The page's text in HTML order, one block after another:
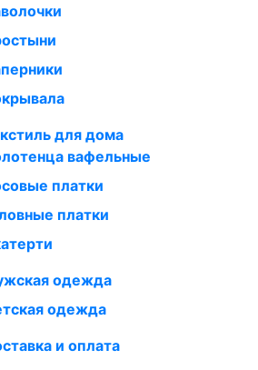
для дома
вафельные
платки
платки
одежда
одежда
и оплата